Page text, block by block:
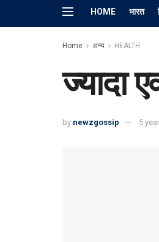
HOME भारत
Home अन्य HEALTH
ज्यादा
by newzgossip 5